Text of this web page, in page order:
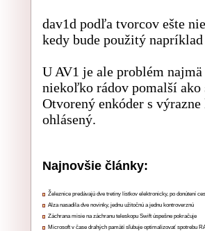
dav1d podľa tvorcov ešte
kedy bude použitý
U AV1 je ale problém
niekoľko rádov pomalší ako
Otvorený enkóder s
ohlásený.
Najnovšie články:
Železnice predávajú dve tretiny lístkov elektronicky, po donútení
Alza nasadila dve novinky, jednu užitočnú a jednu kontroverznú
Záchrana misie na záchranu teleskopu Swift úspešne pokračuje
Microsoft v čase drahých pamätí sľubuje optimalizovať spotrebu